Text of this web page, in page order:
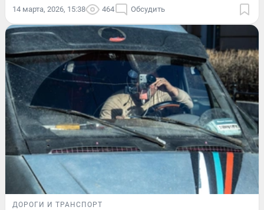
14 марта, 2026, 15:38 464 Обсудить
ДОРОГИ И ТРАНСПОРТ